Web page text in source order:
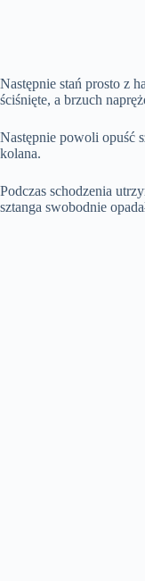
Następnie stań prosto z
ściśnięte, a brzuch
Następnie powoli opuść
kolana.
Podczas schodzenia
sztanga swobodnie